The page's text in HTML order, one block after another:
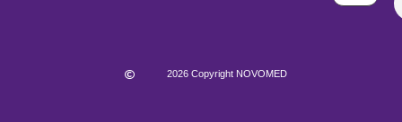
 2026 Copyright NOVOMED